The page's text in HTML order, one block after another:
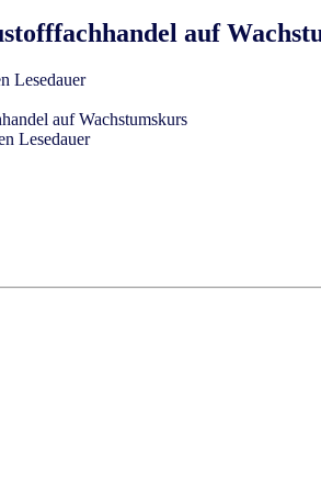
auf
Lesedauer
auf Wachstumskurs
Lesedauer